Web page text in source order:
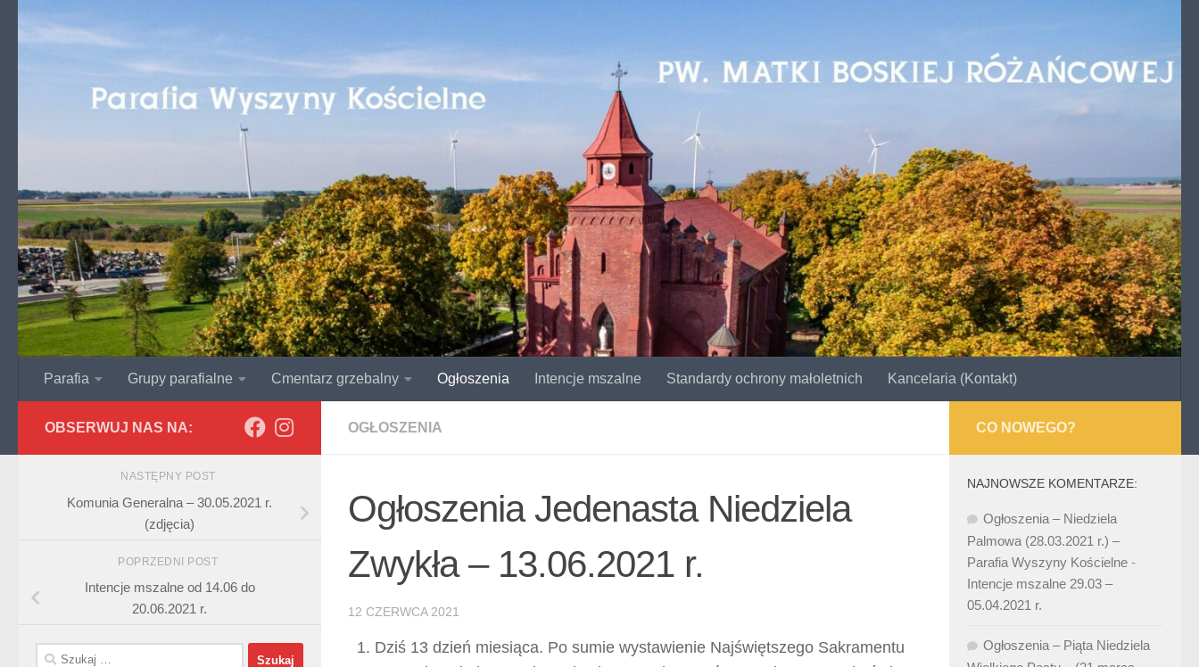
Przejdź do treści
Parafia Grupy parafialne Cmentarz grzebalny Ogłoszenia Intencje mszalne Standardy ochrony małoletnich Kancelaria (Kontakt)
OGŁOSZENIA
Ogłoszenia Jedenasta Niedziela
Zwykła – 13.06.2021 r.
12 CZERWCA 2021
Dziś 13 dzień miesiąca. Po sumie wystawienie Najświętszego Sakramentu
OBSERWUJ NAS NA:
NASTĘPNY POST
Komunia Generalna – 30.05.2021 r.
(zdjęcia)
POPRZEDNI POST
Intencje mszalne od 14.06 do
20.06.2021 r.
Szukaj:
CO NOWEGO?
NAJNOWSZE KOMENTARZE:
Ogłoszenia – Niedziela
Palmowa (28.03.2021 r.) –
Parafia Wyszyny Kościelne -
Intencje mszalne 29.03 –
05.04.2021 r.
Ogłoszenia – Piąta Niedziela